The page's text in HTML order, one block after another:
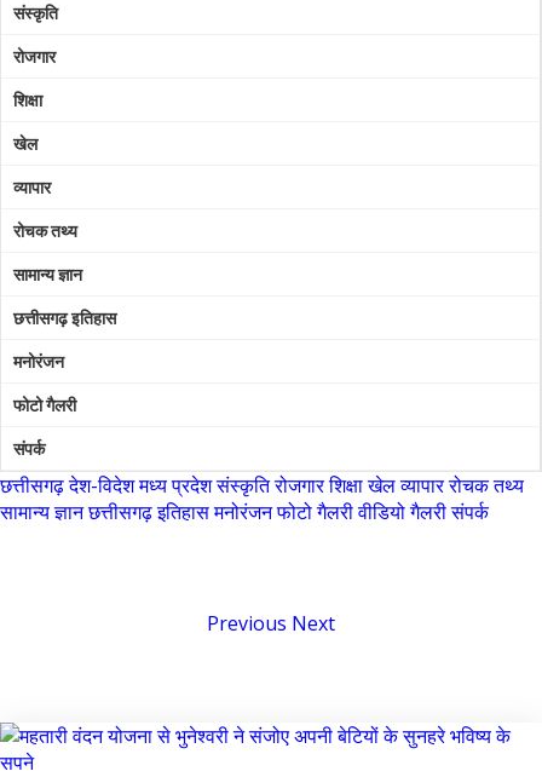
गरियाबंद
महासमुंद
मुंगेली
नारायणपुर
सरगुजा
संस्कृति
रोजगार
शिक्षा
खेल
व्यापार
रोचक तथ्य
सामान्य ज्ञान
छत्तीसगढ़ इतिहास
मनोरंजन
फोटो गैलरी
संपर्क
छत्तीसगढ़देश-विदेशमध्य प्रदेशसंस्कृतिरोजगारशिक्षाखेलव्यापाररोचक तथ्य
सामान्य ज्ञानछत्तीसगढ़ इतिहासमनोरंजनफोटो गैलरीवीडियो गैलरीसंपर्क
Previous Next